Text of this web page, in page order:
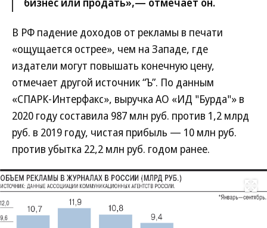
В РФ падение доходов от рекламы в печати
«ощущается острее», чем на Западе, где
издатели могут повышать конечную цену,
отмечает другой источник “Ъ”. По данным
«СПАРК-Интерфакс», выручка АО «ИД "Бурда"» в
2020 году составила 987 млн руб. против 1,2 млрд
руб. в 2019 году, чистая прибыль — 10 млн руб.
против убытка 22,2 млн руб. годом ранее.
Развернуть